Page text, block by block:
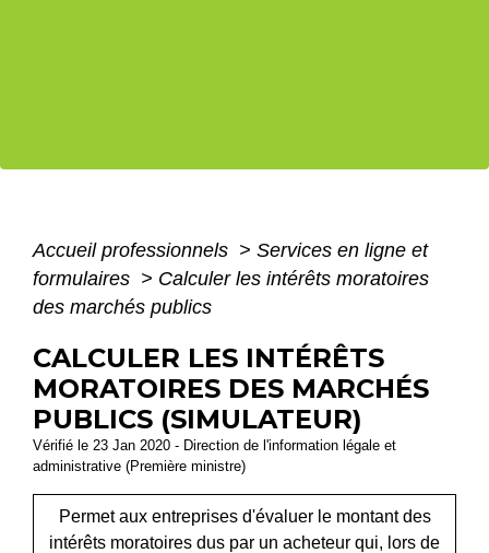
Accueil professionnels > Services en ligne et
formulaires > Calculer les intérêts moratoires
des marchés publics
CALCULER LES INTÉRÊTS
MORATOIRES DES MARCHÉS
PUBLICS (SIMULATEUR)
Vérifié le 23 Jan 2020 - Direction de l'information légale et
administrative (Première ministre)
Permet aux entreprises d'évaluer le montant des
intérêts moratoires dus par un acheteur qui, lors de